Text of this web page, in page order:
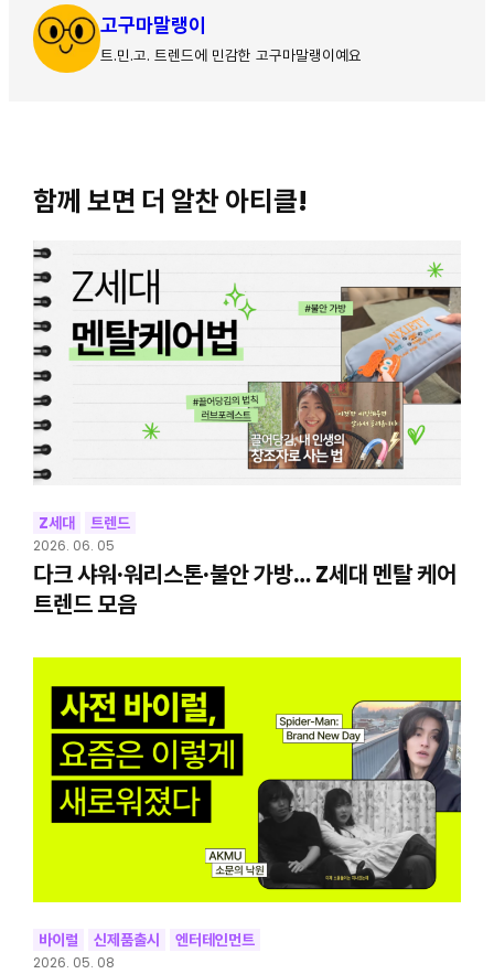
고구마말랭이
트.민.고. 트렌드에 민감한 고구마말랭이예요
함께 보면 더 알찬 아티클!
Z세대 트렌드
2026. 06. 05
다크 샤워·워리스톤·불안 가방… Z세대 멘탈 케어
트렌드 모음
바이럴 신제품출시 엔터테인먼트
2026. 05. 08